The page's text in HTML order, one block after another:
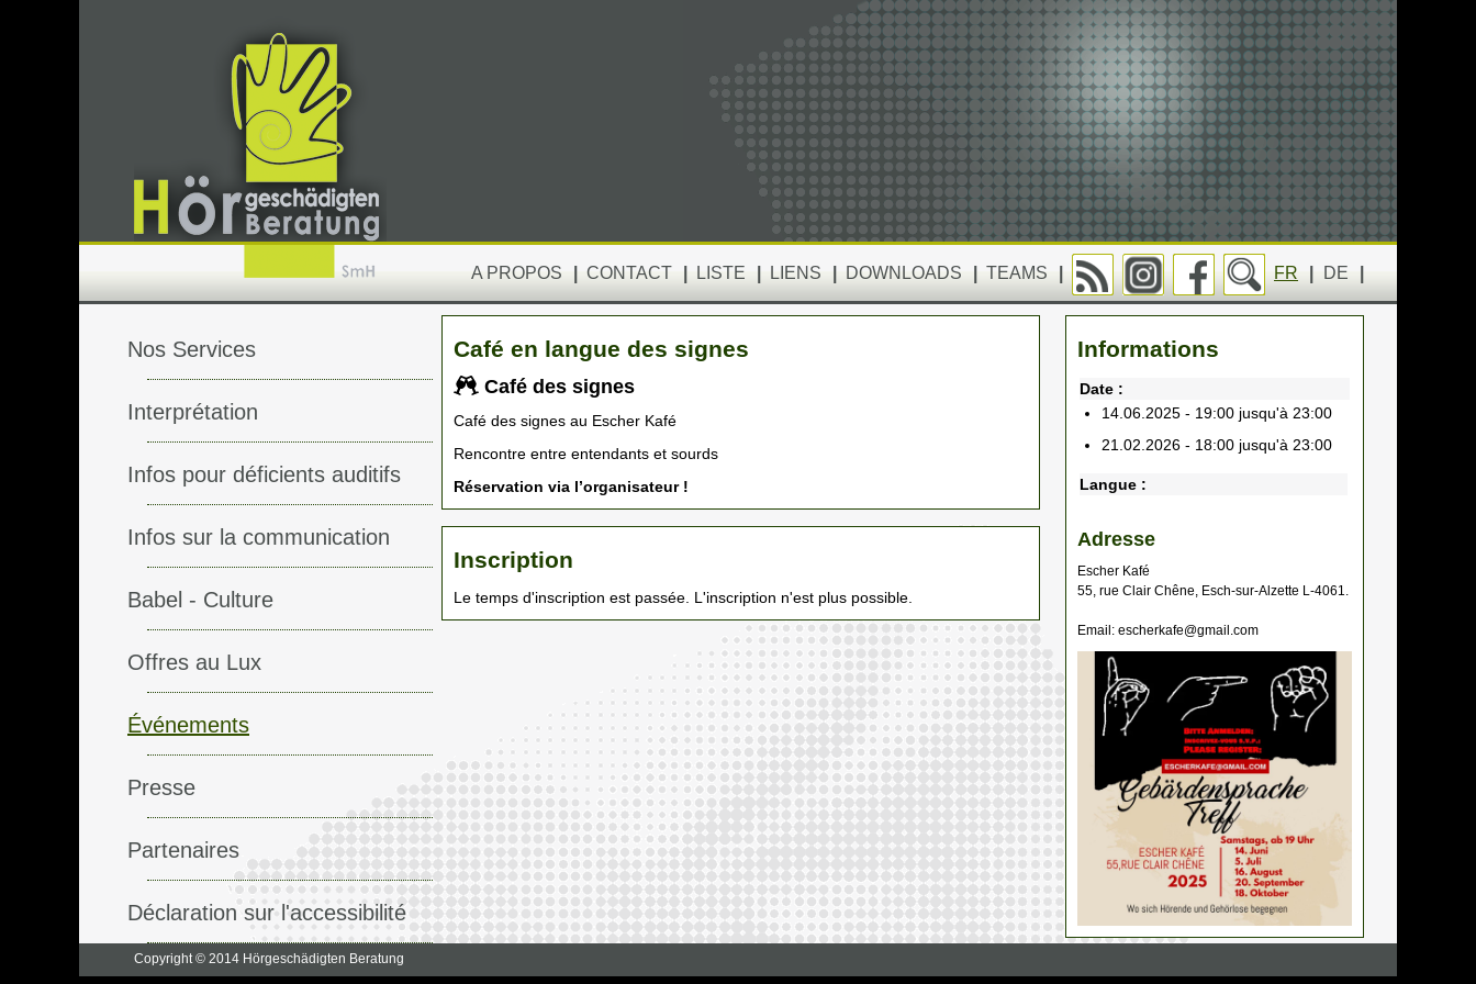
FR DE
A PROPOS CONTACT LISTE LIENS DOWNLOADS TEAMS
Nos Services
Interprétation
Infos pour déficients auditifs
Infos sur la communication
Babel - Culture
Offres au Lux
Événements
Presse
Partenaires
Déclaration sur l'accessibilité
Café en langue des signes
Café des signes
Café des signes au Escher Kafé
Rencontre entre entendants et sourds
Réservation via l’organisateur !
Inscription
Le temps d'inscription est passée. L'inscription n'est plus possible.
Informations
Date :
14.06.2025 - 19:00 jusqu'à 23:00
21.02.2026 - 18:00 jusqu'à 23:00
Langue :
Adresse
Escher Kafé
55, rue Clair Chêne, Esch-sur-Alzette L-4061.
Email: escherkafe@gmail.com
Copyright © 2014 Hörgeschädigten Beratung